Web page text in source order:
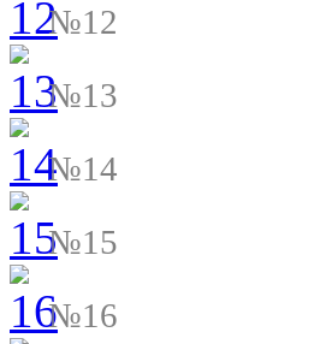
№12
№13
№14
№15
№16